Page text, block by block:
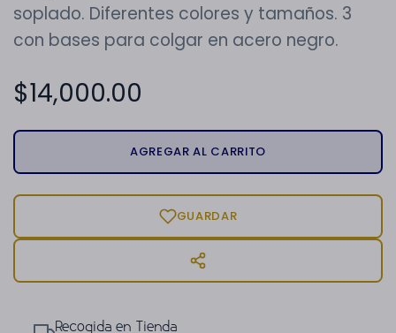
soplado. Diferentes colores y tamaños. 3
con bases para colgar en acero negro.
$14,000.00
AGREGAR AL CARRITO
GUARDAR
Recogida en Tienda